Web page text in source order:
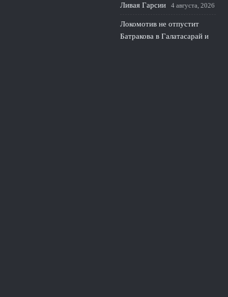
Ливая Гарсии
4 августа, 2026
Локомотив не отпустит
Батракова в Галатасарай и